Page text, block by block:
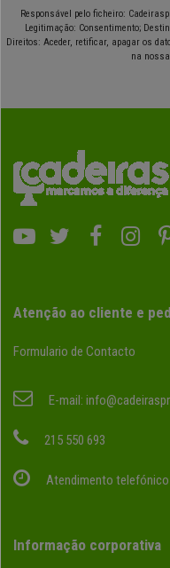
Responsável pelo ficheiro:
Legitimação: Consentimento;
Direitos: Aceder, retificar, apagar os
na
Atenção ao cliente e
Formulario de Contacto
E-mail:
215 550 693
Atendimento telefónico
Informação corporativa